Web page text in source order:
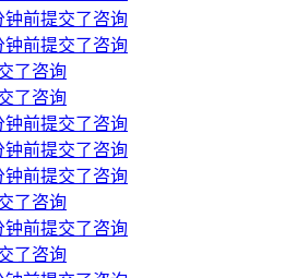
前提交了咨询
前提交了咨询
了咨询
了咨询
前提交了咨询
前提交了咨询
前提交了咨询
了咨询
前提交了咨询
了咨询